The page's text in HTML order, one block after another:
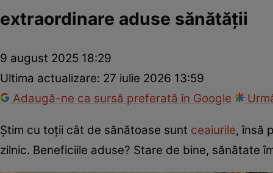
extraordinare aduse sănătății
9 august 2025 18:29
Ultima actualizare: 27 iulie 2026 13:59
Adaugă-ne ca sursă preferată în Google
Știm cu toții cât de sănătoase sunt ceaiurile, însă
zilnic. Beneficiile aduse? Stare de bine, sănătate